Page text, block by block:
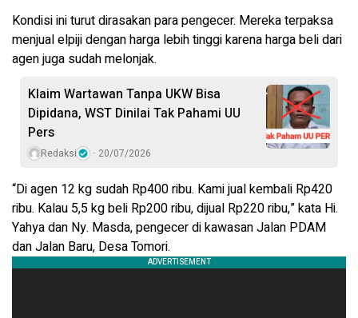
Kondisi ini turut dirasakan para pengecer. Mereka terpaksa
menjual elpiji dengan harga lebih tinggi karena harga beli dari
agen juga sudah melonjak.
Klaim Wartawan Tanpa UKW Bisa
Dipidana, WST Dinilai Tak Pahami UU
Pers
Redaksi 20/07/2026
“Di agen 12 kg sudah Rp400 ribu. Kami jual kembali Rp420
ribu. Kalau 5,5 kg beli Rp200 ribu, dijual Rp220 ribu,” kata Hi.
Yahya dan Ny. Masda, pengecer di kawasan Jalan PDAM
dan Jalan Baru, Desa Tomori.